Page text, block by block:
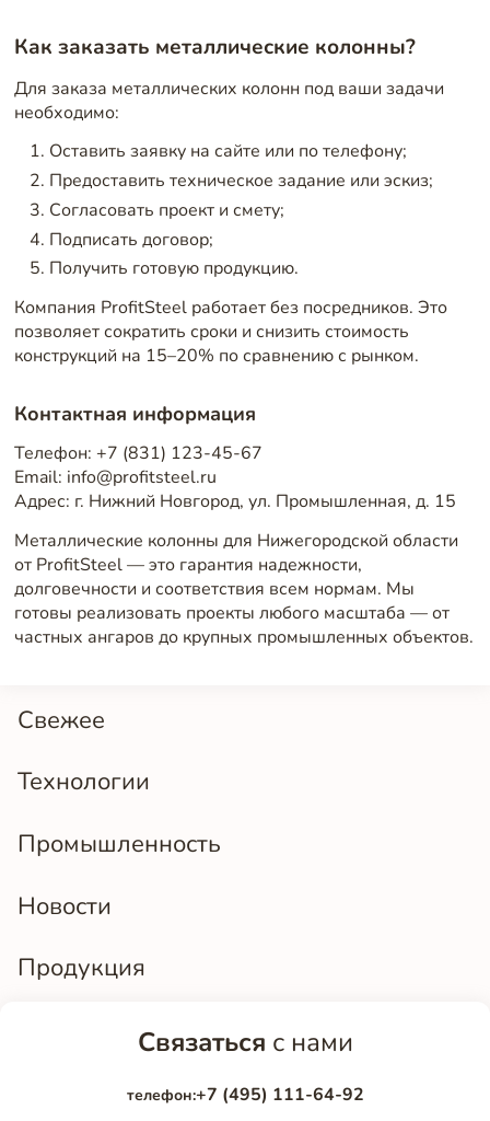
Свежее
Технологии
Промышленность
Новости
Продукция
Как заказать металлические колонны?
Для заказа металлических колонн под ваши задачи
необходимо:
Оставить заявку на сайте или по телефону;
Предоставить техническое задание или эскиз;
Согласовать проект и смету;
Подписать договор;
Получить готовую продукцию.
Компания ProfitSteel работает без посредников. Это
позволяет сократить сроки и снизить стоимость
конструкций на 15–20% по сравнению с рынком.
Контактная информация
Телефон: +7 (831) 123-45-67
Email: info@profitsteel.ru
Адрес: г. Нижний Новгород, ул. Промышленная, д. 15
Металлические колонны для Нижегородской области
от ProfitSteel — это гарантия надежности,
долговечности и соответствия всем нормам. Мы
готовы реализовать проекты любого масштаба — от
частных ангаров до крупных промышленных объектов.
Связаться с нами
телефон:+7 (495) 111-64-92